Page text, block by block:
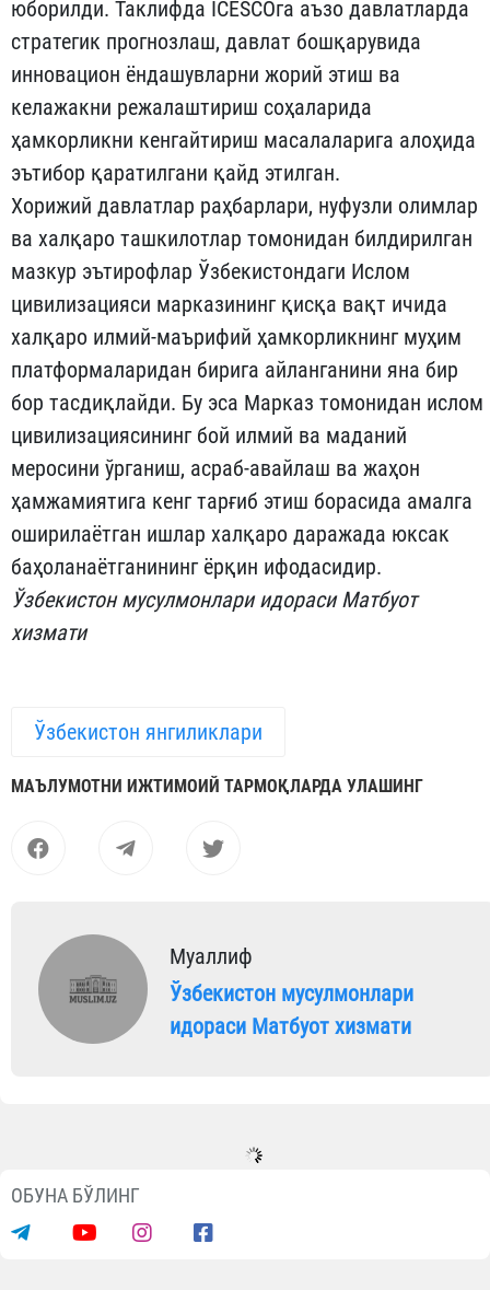
юборилди. Таклифда ICESCOга аъзо давлатларда
стратегик прогнозлаш, давлат бошқарувида
инновацион ёндашувларни жорий этиш ва
келажакни режалаштириш соҳаларида
ҳамкорликни кенгайтириш масалаларига алоҳида
эътибор қаратилгани қайд этилган.
Хорижий давлатлар раҳбарлари, нуфузли олимлар
ва халқаро ташкилотлар томонидан билдирилган
мазкур эътирофлар Ўзбекистондаги Ислом
цивилизацияси марказининг қисқа вақт ичида
халқаро илмий-маърифий ҳамкорликнинг муҳим
платформаларидан бирига айланганини яна бир
бор тасдиқлайди. Бу эса Марказ томонидан ислом
цивилизациясининг бой илмий ва маданий
меросини ўрганиш, асраб-авайлаш ва жаҳон
ҳамжамиятига кенг тарғиб этиш борасида амалга
оширилаётган ишлар халқаро даражада юксак
баҳоланаётганининг ёрқин ифодасидир.
Ўзбекистон мусулмонлари идораси Матбуот
хизмати
Ўзбекистон янгиликлари
МАЪЛУМОТНИ ИЖТИМОИЙ ТАРМОҚЛАРДА УЛАШИНГ
Муаллиф
Ўзбекистон мусулмонлари
идораси Матбуот хизмати
ОБУНА БЎЛИНГ